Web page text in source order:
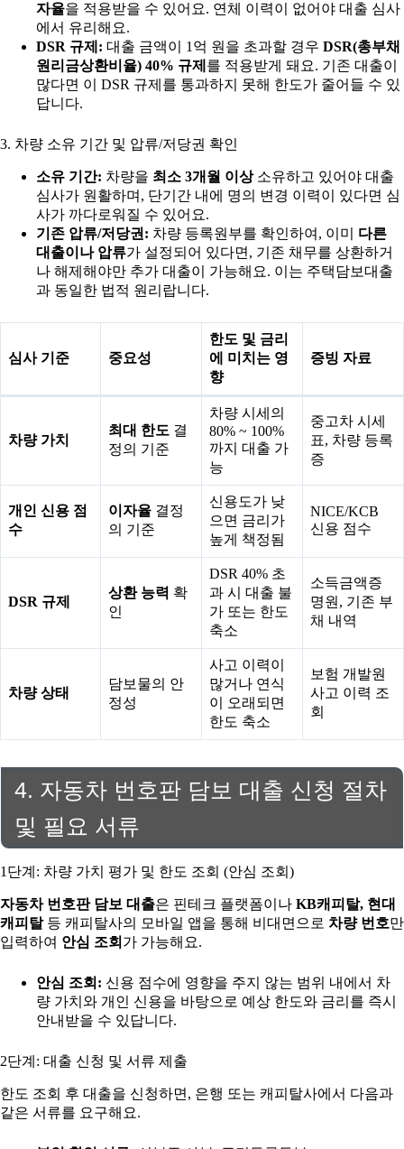
자율을 적용받을 수 있어요. 연체 이력이 없어야 대출 심사
에서 유리해요.
DSR 규제: 대출 금액이 1억 원을 초과할 경우 DSR(총부채
원리금상환비율) 40% 규제 를 적용받게 돼요. 기존 대출이
많다면 이 DSR 규제를 통과하지 못해 한도가 줄어들 수 있
답니다.
3. 차량 소유 기간 및 압류/저당권 확인
소유 기간: 차량을 최소 3개월 이상소유하고 있어야 대출
심사가 원활하며, 단기간 내에 명의 변경 이력이 있다면 심
사가 까다로워질 수 있어요.
기존 압류/저당권: 차량 등록원부를 확인하여, 이미 다른
대출이나 압류가 설정되어 있다면, 기존 채무를 상환하거
나 해제해야만 추가 대출이 가능해요. 이는 주택담보대출
과 동일한 법적 원리랍니다.
심사 기준 중요성
한도 및 금리
에 미치는 영
향
증빙 자료
차량 가치
최대 한도 결
정의 기준
차량 시세의
80% ~ 100%
까지 대출 가
능
중고차 시세
표, 차량 등록
증
개인 신용 점
수
이자율 결정
의 기준
신용도가 낮
으면 금리가
높게 책정됨
NICE/KCB
신용 점수
DSR 규제
상환 능력 확
인
DSR 40% 초
과 시 대출 불
가 또는 한도
축소
소득금액증
명원, 기존 부
채 내역
차량 상태
담보물의 안
정성
사고 이력이
많거나 연식
이 오래되면
한도 축소
보험 개발원
사고 이력 조
회
4. 자동차 번호판 담보 대출 신청 절차
및 필요 서류
1단계: 차량 가치 평가 및 한도 조회 (안심 조회)
자동차 번호판 담보 대출은 핀테크 플랫폼이나 KB캐피탈, 현대
캐피탈등 캐피탈사의 모바일 앱을 통해 비대면으로 차량 번호만
입력하여 안심 조회 가 가능해요.
안심 조회: 신용 점수에 영향을 주지 않는 범위 내에서 차
량 가치와 개인 신용을 바탕으로 예상 한도와 금리를 즉시
안내받을 수 있답니다.
2단계: 대출 신청 및 서류 제출
한도 조회 후 대출을 신청하면, 은행 또는 캐피탈사에서 다음과
같은 서류를 요구해요.